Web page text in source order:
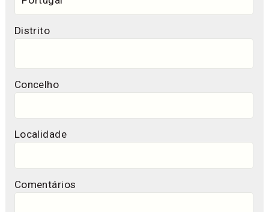
Distrito
Concelho
Localidade
Comentários